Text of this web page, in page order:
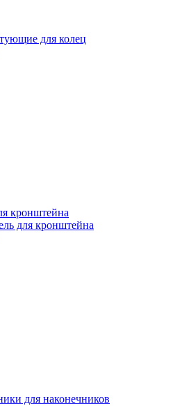
для колец
кронштейна
для кронштейна
для наконечников